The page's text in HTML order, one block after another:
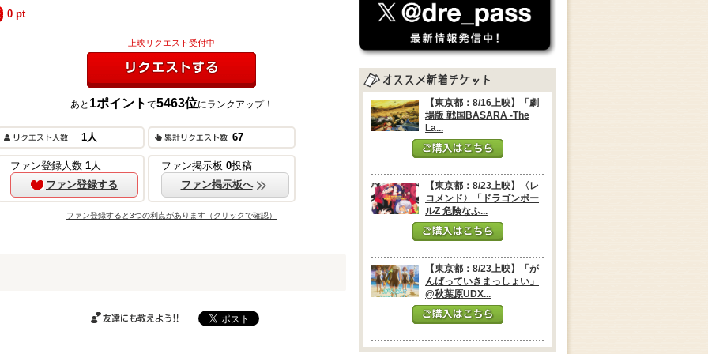
0 pt
上映リクエスト受付中
リクエストする
あと 1ポイント で5463位にランクアップ！
1人 67
ファン登録人数 1人
ファン登録する
ファン掲示板 0投稿
ファン掲示板へ
ファン登録すると3つの利点があります（クリックで確認）
【東京都：8/16上映】「劇
場版 戦国BASARA -The
La...
ご購入はこちら
【東京都：8/23上映】〈レ
コメンド〉「ドラゴンボー
ルZ 危険なふ...
【東京都：8/23上映】「が
んばっていきまっしょい」
@秋葉原UDX...
ご購入はこちら